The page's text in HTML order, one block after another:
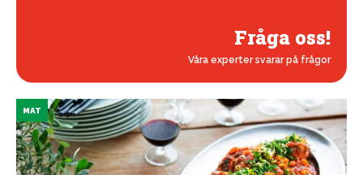
Fråga oss!
Våra experter svarar på frågor
MAT